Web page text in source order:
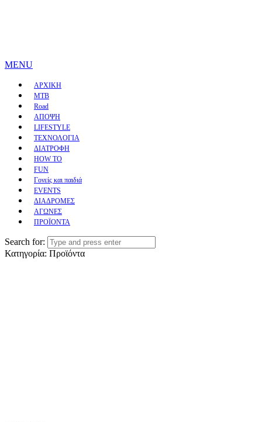
MENU
ΑΡΧΙΚΗ
MTB
Road
ΑΠΟΨΗ
LIFESTYLE
ΤΕΧΝΟΛΟΓΙΑ
ΔΙΑΤΡΟΦΗ
HOW TO
FUN
Γονείς και παιδιά
EVENTS
ΔΙΑΔΡΟΜΕΣ
ΑΓΩΝΕΣ
ΠΡΟΪΟΝΤΑ
Search for:
Κατηγορία: Προϊόντα